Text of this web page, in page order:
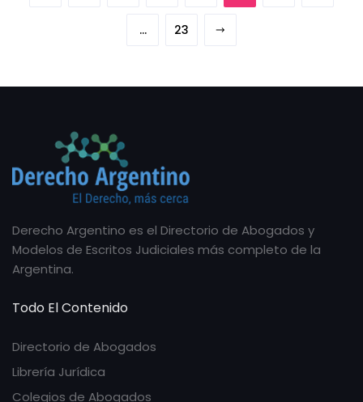
… 23
Derecho Argentino es el Directorio de Abogados y
Modelos de Escritos Judiciales más completo de la
Argentina.
Todo El Contenido
Directorio de Abogados
Librería Jurídica
Colegios de Abogados